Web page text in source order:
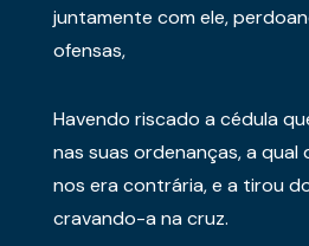
juntamente com ele,
ofensas,
Havendo riscado a cédula
nas suas ordenanças, a qual
nos era contrária, e a tirou
cravando-a na cruz.